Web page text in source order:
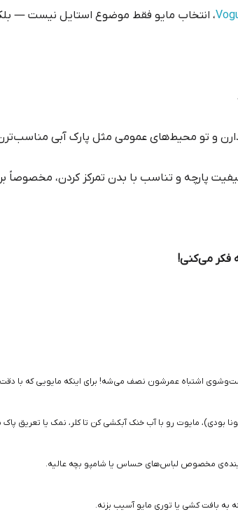
، انتخاب مایو فقط موضوع استایل نیست —
و تو محیط‌های عمومی مثل پارک آبی
اشتباه عمرشون نصف می‌شه! برای اینکه مایویی که با دقت
بودی)، مایوت رو با آب خنک آبکشی کن تا کلر، نمک یا تعریق
مخصوص لباس‌های حساس یا شامپو بچه عالیه.
بافت کشی یا توری مایو آسیب بزنه.